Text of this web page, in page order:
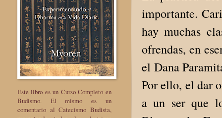
importante.
hay muchas
ofrendas, en
el Dana
Por ello, el dar
a un ser que
Este libro es un Curso Completo en
Budismo. El mismo es un
comentario al Catecismo Budista,